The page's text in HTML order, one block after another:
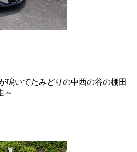
鳴いてたみどりの中西の谷の棚田
～